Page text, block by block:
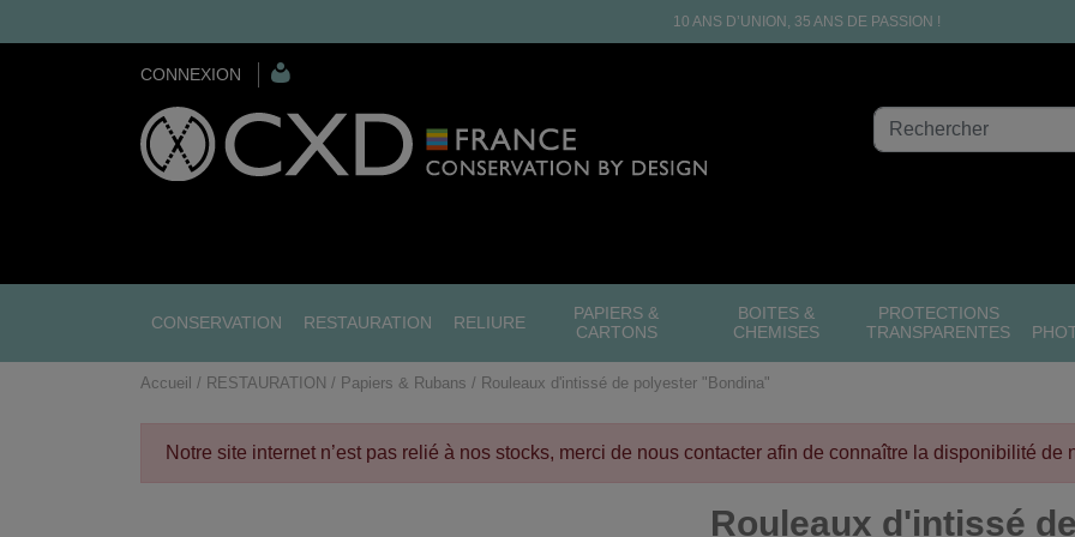
10 ANS D’UNION, 35 ANS DE PASSION !
CONNEXION
CONSERVATION RESTAURATION RELIURE
PAPIERS &
CARTONS
BOITES &
CHEMISES
PROTECTIONS
TRANSPARENTES
Accueil RESTAURATION Papiers & Rubans Rouleaux d'intissé de polyester "Bondina"
Notre site internet n’est pas relié à nos stocks, merci de nous contacter afin de connaître la disponibilité de
Rouleaux d'intissé